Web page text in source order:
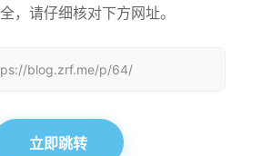
，请仔细核对下方网址。
blog.zrf.me/p/64/
立即跳转